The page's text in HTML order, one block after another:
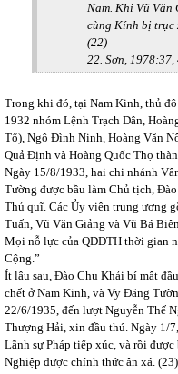
Nam. Khi Vũ Văn
cùng Kính bị trục
(22)
22. Sơn, 1978:37,
Trong khi đó, tại Nam Kinh, thủ
1932 nhóm Lệnh Trạch Dân,
Tổ), Ngô Đình Ninh, Hoàng Văn
Quả Định và Hoàng Quốc Thọ
Ngày 15/8/1933, hai chi nhánh
Tường được bầu làm Chủ tịch,
Thủ quĩ. Các Ủy viên trung ương
Tuấn, Vũ Văn Giảng và Vũ Bá
Mọi nỗ lực của QDĐTH thời gian
Cộng.”
Ít lâu sau, Đào Chu Khải bí mật
chết ở Nam Kinh, và Vy Đăng
22/6/1935, đến lượt Nguyễn Thế
Thượng Hải, xin đầu thú. Ngày 1/
Lãnh sự Pháp tiếp xúc, và rồi
Nghiệp được chính thức ân xá. (23)